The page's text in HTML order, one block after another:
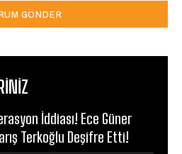
İddiası! Ece Güner
Terkoğlu Deşifre Etti!